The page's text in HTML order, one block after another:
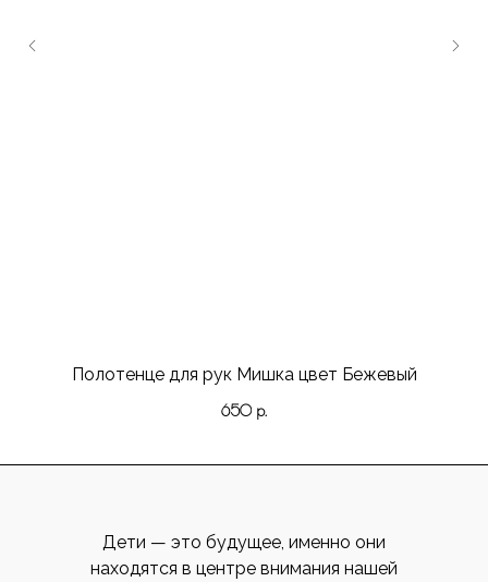
Полотенце для рук Мишка цвет Бежевый
650 р.
Дети — это будущее, именно они
находятся в центре внимания нашей